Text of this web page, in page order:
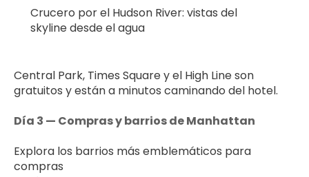
Crucero por el Hudson River: vistas del
skyline desde el agua
Central Park, Times Square y el High Line son
gratuitos y están a minutos caminando del hotel.
Día 3 — Compras y barrios de Manhattan
Explora los barrios más emblemáticos para
compras